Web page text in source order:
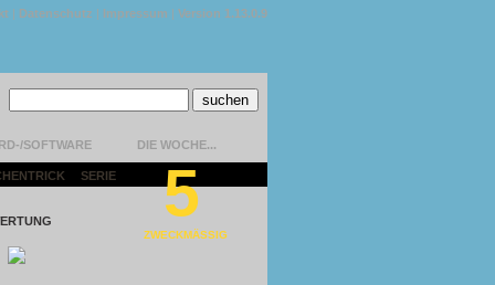
| Datenschutz | Impressum | Version 1.13.0.9
SOFTWARE DIE WOCHE...
SERIE 5
ZWECKMÄSSIG